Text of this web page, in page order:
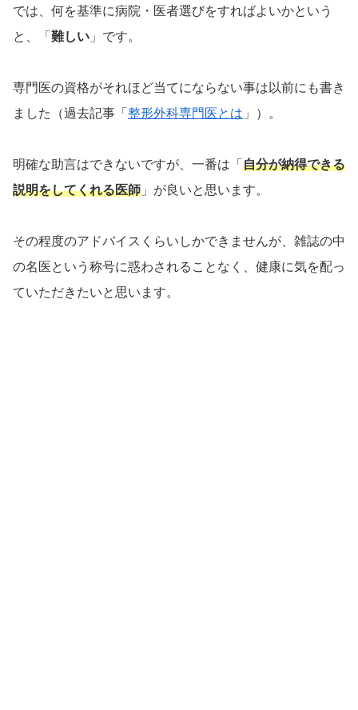
では、何を基準に病院・医者選びをすればよいかという
と、「 難しい 」です。
専門医の資格がそれほど当てにならない事は以前にも書き
ました（過去記事「 整形外科専門医とは 」）。
明確な助言はできないですが、一番は「 自分が納得できる
説明をしてくれる医師 」が良いと思います。
その程度のアドバイスくらいしかできませんが、雑誌の中
の名医という称号に惑わされることなく、健康に気を配っ
ていただきたいと思います。